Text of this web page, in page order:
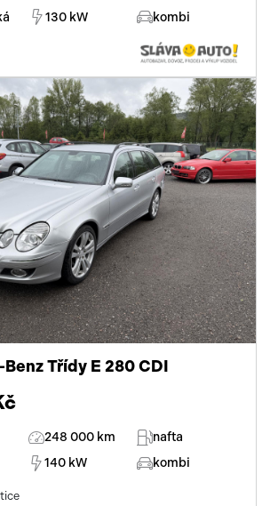
130 kW kombi
Třídy E 280 CDI
248 000 km
nafta
140 kW kombi